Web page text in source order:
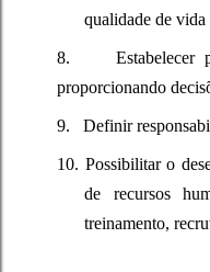
qualidade de vida
8.
Estabelecer
proporcionando
9. Definir
10. Possibilitar o
de recursos
treinamento,